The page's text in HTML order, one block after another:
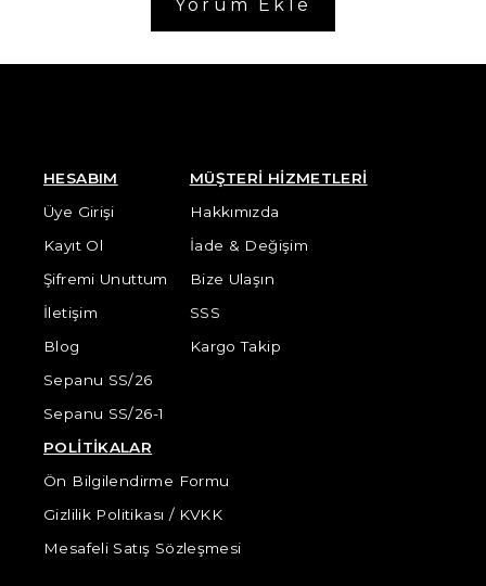
Yorum Ekle
HESABIM
Üye Girişi
Kayıt Ol
Şifremi Unuttum
İletişim
Blog
Sepanu SS/26
Sepanu SS/26-1
MÜŞTERİ HİZMETLERİ
Hakkımızda
İade & Değişim
Bize Ulaşın
SSS
Kargo Takip
POLİTİKALAR
Ön Bilgilendirme Formu
Gizlilik Politikası / KVKK
Mesafeli Satış Sözleşmesi